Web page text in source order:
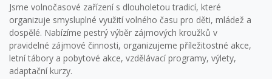
Jsme volnočasové zařízení s dlouholetou tradicí, které
organizuje smysluplné využití volného času pro děti, mládež a
dospělé. Nabízíme pestrý výběr zájmových kroužků v
pravidelné zájmové činnosti, organizujeme příležitostné akce,
letní tábory a pobytové akce, vzdělávací programy, výlety,
adaptační kurzy.